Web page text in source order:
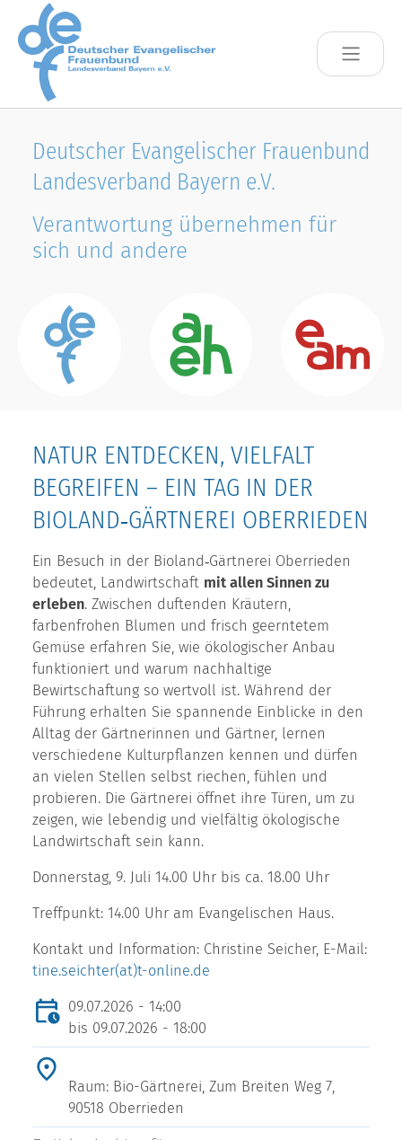
Skip to main content
Deutscher Evangelischer Frauenbund
Landesverband Bayern e.V.
Verantwortung übernehmen für
sich und andere
NATUR ENTDECKEN, VIELFALT
BEGREIFEN – EIN TAG IN DER
BIOLAND‑GÄRTNEREI OBERRIEDEN
Ein Besuch in der Bioland‑Gärtnerei Oberrieden
bedeutet, Landwirtschaft mit allen Sinnen zu
erleben. Zwischen duftenden Kräutern,
farbenfrohen Blumen und frisch geerntetem
Gemüse erfahren Sie, wie ökologischer Anbau
funktioniert und warum nachhaltige
Bewirtschaftung so wertvoll ist. Während der
Führung erhalten Sie spannende Einblicke in den
Alltag der Gärtnerinnen und Gärtner, lernen
verschiedene Kulturpflanzen kennen und dürfen
an vielen Stellen selbst riechen, fühlen und
probieren. Die Gärtnerei öffnet ihre Türen, um zu
zeigen, wie lebendig und vielfältig ökologische
Landwirtschaft sein kann.
Donnerstag, 9. Juli 14.00 Uhr bis ca. 18.00 Uhr
Treffpunkt: 14.00 Uhr am Evangelischen Haus.
Kontakt und Information: Christine Seicher, E-Mail:
tine.seichter(at)t-online.de
09.07.2026 - 14:00
bis 09.07.2026 - 18:00
Raum: Bio-Gärtnerei, Zum Breiten Weg 7,
90518 Oberrieden